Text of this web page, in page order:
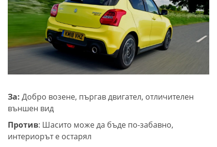
За: Добро возене, пъргав двигател, отличителен
външен вид
Против: Шасито може да бъде по-забавно,
интериорът е остарял